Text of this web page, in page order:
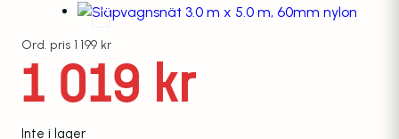
1 199 kr
Det ursprungliga priset
1 019 kr
Det nuvarande priset är:
Inte i lager